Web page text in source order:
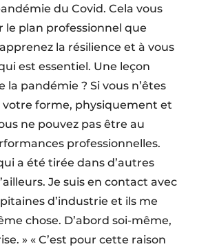
du Covid. Cela vous
le plan professionnel que
la résilience et à vous
est essentiel. Une leçon
la pandémie ? Si vous n’êtes
votre forme, physiquement et
ne pouvez pas être au
professionnelles.
a été tirée dans d’autres
Je suis en contact avec
d’industrie et ils me
chose. D’abord soi-même,
» « C’est pour cette raison